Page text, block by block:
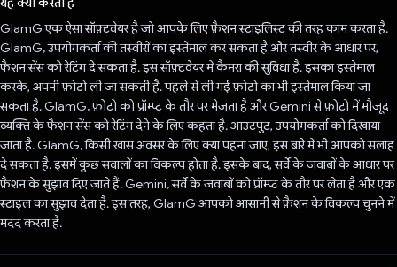
GlamG एक ऐसा सॉफ़्टवेयर है जो आपके लिए फ़ैशन स्टाइलिस्ट की तरह काम करता है.
GlamG, उपयोगकर्ता की तस्वीरों का इस्तेमाल कर सकता है और तस्वीर के आधार पर,
फैशन सेंस को रेटिंग दे सकता है. इस सॉफ़्टवेयर में कैमरा की सुविधा है. इसका इस्तेमाल
करके, अपनी फ़ोटो ली जा सकती है. पहले से ली गई फ़ोटो का भी इस्तेमाल किया जा
सकता है. GlamG, फ़ोटो को प्रॉम्प्ट के तौर पर भेजता है और Gemini से फ़ोटो में मौजूद
व्यक्ति के फैशन सेंस को रेटिंग देने के लिए कहता है. आउटपुट, उपयोगकर्ता को दिखाया
जाता है. GlamG, किसी खास अवसर के लिए क्या पहना जाए, इस बारे में भी आपको सलाह
दे सकता है. इसमें कुछ सवालों का विकल्प होता है. इसके बाद, सर्वे के जवाबों के आधार पर
फ़ैशन के सुझाव दिए जाते हैं. Gemini, सर्वे के जवाबों को प्रॉम्प्ट के तौर पर लेता है और एक
स्टाइल का सुझाव देता है. इस तरह, GlamG आपको आसानी से फ़ैशन के विकल्प चुनने में
मदद करता है.